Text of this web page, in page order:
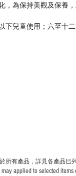
，為保持美觀及保養
下兒童使用；六至十
所有產品，詳見各產品巳
applied to selected items